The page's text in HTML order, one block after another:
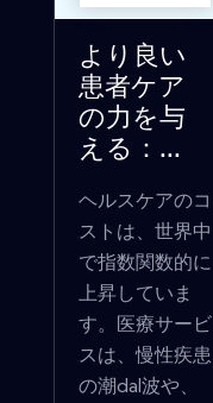
より良い
患者ケア
の力を与
える：...
ヘルスケアのコ
ストは、世界中
で指数関数的に
上昇していま
す。医療サービ
スは、慢性疾患
の潮dal波や、